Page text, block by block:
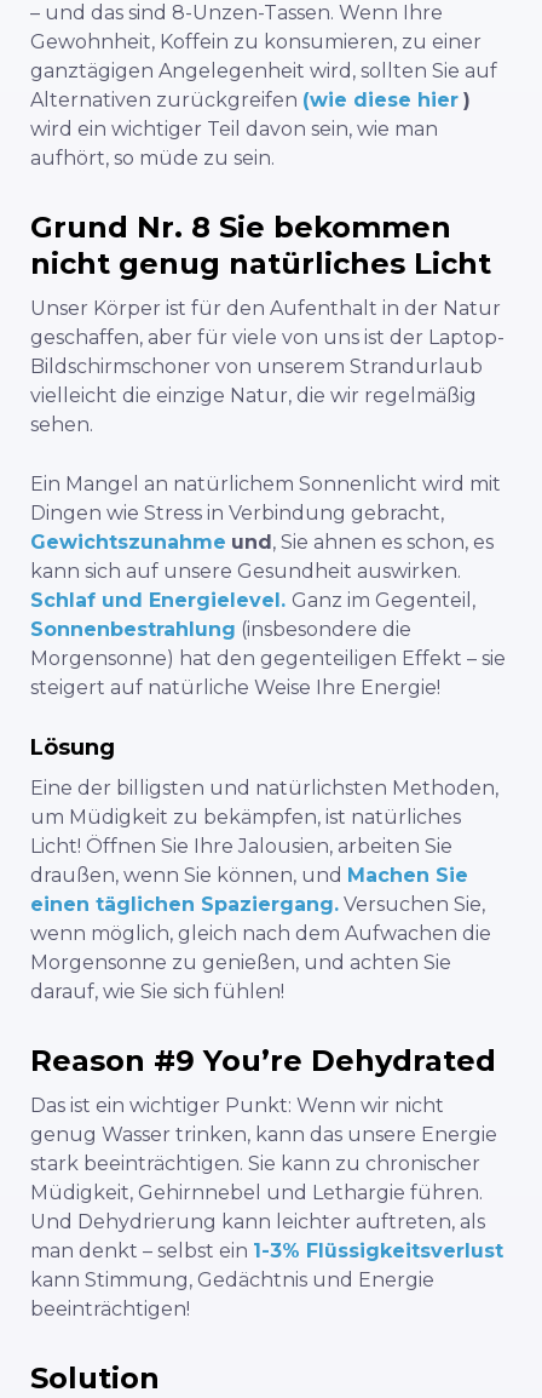
– und das sind 8-Unzen-Tassen. Wenn Ihre
Gewohnheit, Koffein zu konsumieren, zu einer
ganztägigen Angelegenheit wird, sollten Sie auf
Alternativen zurückgreifen (wie diese hier )
wird ein wichtiger Teil davon sein, wie man
aufhört, so müde zu sein.
Grund Nr. 8 Sie bekommen
nicht genug natürliches Licht
Unser Körper ist für den Aufenthalt in der Natur
geschaffen, aber für viele von uns ist der Laptop-
Bildschirmschoner von unserem Strandurlaub
vielleicht die einzige Natur, die wir regelmäßig
sehen.
Ein Mangel an natürlichem Sonnenlicht wird mit
Dingen wie Stress in Verbindung gebracht,
Gewichtszunahme und , Sie ahnen es schon, es
kann sich auf unsere Gesundheit auswirken.
Schlaf und Energielevel. Ganz im Gegenteil,
Sonnenbestrahlung (insbesondere die
Morgensonne) hat den gegenteiligen Effekt – sie
steigert auf natürliche Weise Ihre Energie!
Lösung
Eine der billigsten und natürlichsten Methoden,
um Müdigkeit zu bekämpfen, ist natürliches
Licht! Öffnen Sie Ihre Jalousien, arbeiten Sie
draußen, wenn Sie können, und Machen Sie
einen täglichen Spaziergang. Versuchen Sie,
wenn möglich, gleich nach dem Aufwachen die
Morgensonne zu genießen, und achten Sie
darauf, wie Sie sich fühlen!
Reason #9 You’re Dehydrated
Das ist ein wichtiger Punkt: Wenn wir nicht
genug Wasser trinken, kann das unsere Energie
stark beeinträchtigen. Sie kann zu chronischer
Müdigkeit, Gehirnnebel und Lethargie führen.
Und Dehydrierung kann leichter auftreten, als
man denkt – selbst ein 1-3% Flüssigkeitsverlust
kann Stimmung, Gedächtnis und Energie
beeinträchtigen!
Solution